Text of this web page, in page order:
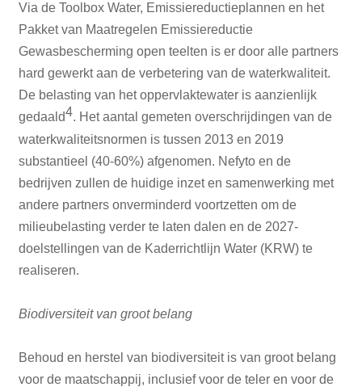
Via de Toolbox Water, Emissiereductieplannen en het
Pakket van Maatregelen Emissiereductie
Gewasbescherming open teelten is er door alle partners
hard gewerkt aan de verbetering van de waterkwaliteit.
De belasting van het oppervlaktewater is aanzienlijk
gedaald4. Het aantal gemeten overschrijdingen van de
waterkwaliteitsnormen is tussen 2013 en 2019
substantieel (40-60%) afgenomen. Nefyto en de
bedrijven zullen de huidige inzet en samenwerking met
andere partners onverminderd voortzetten om de
milieubelasting verder te laten dalen en de 2027-
doelstellingen van de Kaderrichtlijn Water (KRW) te
realiseren.
Biodiversiteit van groot belang
Behoud en herstel van biodiversiteit is van groot belang
voor de maatschappij, inclusief voor de teler en voor de